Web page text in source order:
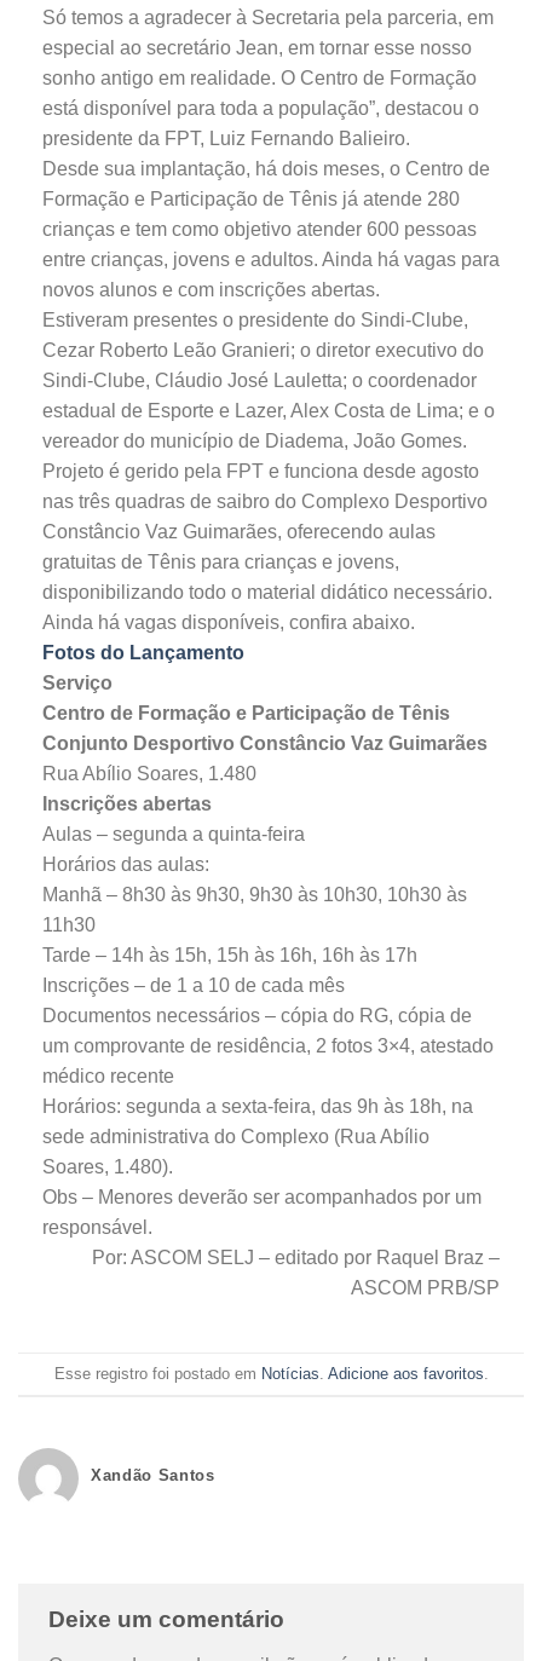
Só temos a agradecer à Secretaria pela parceria, em
especial ao secretário Jean, em tornar esse nosso
sonho antigo em realidade. O Centro de Formação
está disponível para toda a população”, destacou o
presidente da FPT, Luiz Fernando Balieiro.
Desde sua implantação, há dois meses, o Centro de
Formação e Participação de Tênis já atende 280
crianças e tem como objetivo atender 600 pessoas
entre crianças, jovens e adultos. Ainda há vagas para
novos alunos e com inscrições abertas.
Estiveram presentes o presidente do Sindi-Clube,
Cezar Roberto Leão Granieri; o diretor executivo do
Sindi-Clube, Cláudio José Lauletta; o coordenador
estadual de Esporte e Lazer, Alex Costa de Lima; e o
vereador do município de Diadema, João Gomes.
Projeto é gerido pela FPT e funciona desde agosto
nas três quadras de saibro do Complexo Desportivo
Constâncio Vaz Guimarães, oferecendo aulas
gratuitas de Tênis para crianças e jovens,
disponibilizando todo o material didático necessário.
Ainda há vagas disponíveis, confira abaixo.
Fotos do Lançamento
Serviço
Centro de Formação e Participação de Tênis
Conjunto Desportivo Constâncio Vaz Guimarães
Rua Abílio Soares, 1.480
Inscrições abertas
Aulas – segunda a quinta-feira
Horários das aulas:
Manhã – 8h30 às 9h30, 9h30 às 10h30, 10h30 às
11h30
Tarde – 14h às 15h, 15h às 16h, 16h às 17h
Inscrições – de 1 a 10 de cada mês
Documentos necessários – cópia do RG, cópia de
um comprovante de residência, 2 fotos 3×4, atestado
médico recente
Horários: segunda a sexta-feira, das 9h às 18h, na
sede administrativa do Complexo (Rua Abílio
Soares, 1.480).
Obs – Menores deverão ser acompanhados por um
responsável.
Por: ASCOM SELJ – editado por Raquel Braz –
ASCOM PRB/SP
Esse registro foi postado em Notícias Adicione aos favoritos
Xandão Santos
Deixe um comentário